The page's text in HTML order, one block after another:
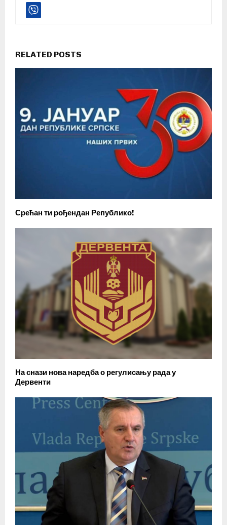
RELATED POSTS
Срећан ти рођендан Републико!
На снази нова наредба о регулисању рада у
Дервенти